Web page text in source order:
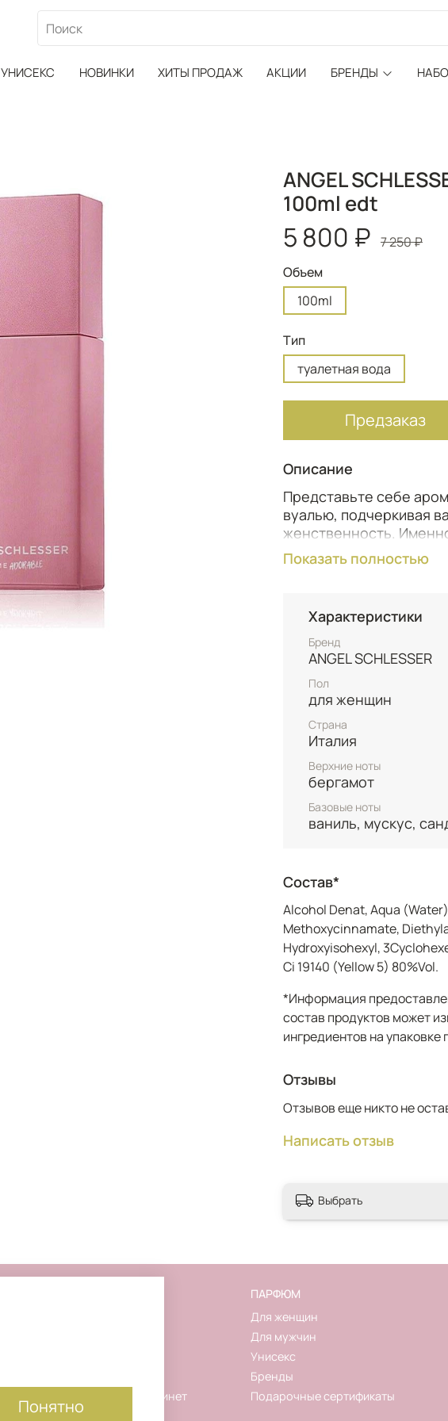
УНИСЕКС НОВИНКИ ХИТЫ ПРОДАЖ АКЦИИ БРЕНДЫ
ANGEL
100ml edt
5 800 ₽ 7 250 ₽
Объем
100ml
Тип
туалетная вода
Предзаказ
Описание
Представьте себе
вуалью, подчеркивая
женственность.
Adorable, парфюм,
талантливой Элизой
С первых мгновений
дуновение бергамота
нечто особенное.
Затем аромат
роскошный букет.
экзотический иланг-
создавая утонченную
аромата – ода женской
И, наконец, шлейф
обволакивающую базу,
оставляя после себя
Angel Schlesser Femme
секрет
индивидуальность и
почувствовать себя
Показать полностью
Характеристики
Бренд
ANGEL SCHLESSER
Пол
для женщин
Страна
Италия
Верхние ноты
бергамот
Базовые ноты
ваниль, мускус,
Состав*
Alcohol Denat, Aqua
Methoxycinnamate,
Hydroxyisohexyl,
Ci 19140 (Yellow 5) 80%Vol.
*Информация
состав продуктов может
ингредиентов на упаковке
Отзывы
Отзывов еще никто не
Написать отзыв
Выбрать
Личный кабинет
ПАРФЮМ
Для женщин
Для мужчин
Унисекс
Бренды
Подарочные сертификаты
Понятно